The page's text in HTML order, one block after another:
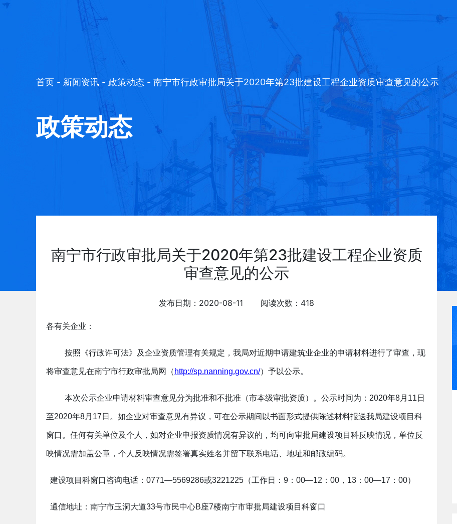
首页 - 新闻资讯 - 政策动态 - 南宁市行政审批局关于2020年第23批建设工程企业资质审查意见的公示
政策动态
南宁市行政审批局关于2020年第23批建设工程企业资质
审查意见的公示
发布日期：2020-08-11 阅读次数：418
各有关企业：
按照《行政许可法》及企业资质管理有关规定，我局对近期申请建筑业企业的申请材料进行了审查，现
将审查意见在南宁市行政审批局网（ http://sp.nanning.gov.cn/）予以公示。
本次公示企业申请材料审查意见分为批准和不批准（市本级审批资质）。公示时间为：2020年8月11日
至2020年8月17日。如企业对审查意见有异议，可在公示期间以书面形式提供陈述材料报送我局建设项目科
窗口。任何有关单位及个人，如对企业申报资质情况有异议的，均可向审批局建设项目科反映情况，单位反
映情况需加盖公章，个人反映情况需签署真实姓名并留下联系电话、地址和邮政编码。
建设项目科窗口咨询电话：0771—5569286或3221225（工作日：9：00—12：00，13：00—17：00）
通信地址：南宁市玉洞大道33号市民中心B座7楼南宁市审批局建设项目科窗口